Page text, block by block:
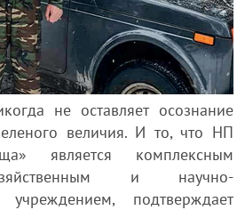
не оставляет осознание
величия. И то, что НП
является комплексным
и научно-
учреждением, подтверждает